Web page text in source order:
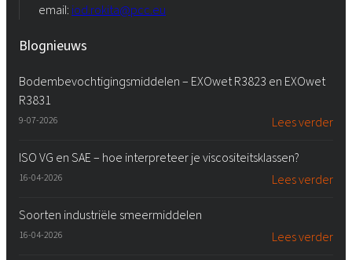
email: iod.rokita@pcc.eu
Blognieuws
Bodembevochtigingsmiddelen – EXOwet R3823 en EXOwet
R3831
9-07-2026 Lees verder
ISO VG en SAE – hoe interpreteer je viscositeitsklassen?
16-04-2026 Lees verder
Soorten industriële smeermiddelen
16-04-2026 Lees verder